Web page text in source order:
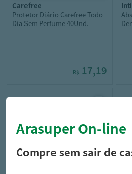
carefree
Protetor Diário Carefree Todo
Dia Sem Perfume 40Und.
R$ 17,19
Arasuper On-line
Compre sem sair de